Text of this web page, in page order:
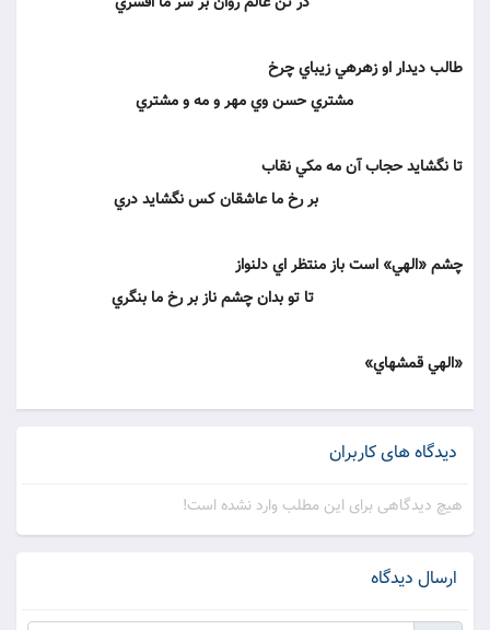
طالب ديدار او زهره‏ي زيباي چرخ‏
مشتري حسن وي مهر و مه و مشتري‏
تا نگشايد حجاب آن مه مکي نقاب‏
بر رخ ما عاشقان کس نگشايد دري‏
چشم «الهي» است باز منتظر اي دلنواز
تا تو بدان چشم ناز بر رخ ما بنگري‏
«الهي قمشه‏اي»
دیدگاه های کاربران
هیچ دیدگاهی برای این مطلب وارد نشده است!
ارسال دیدگاه